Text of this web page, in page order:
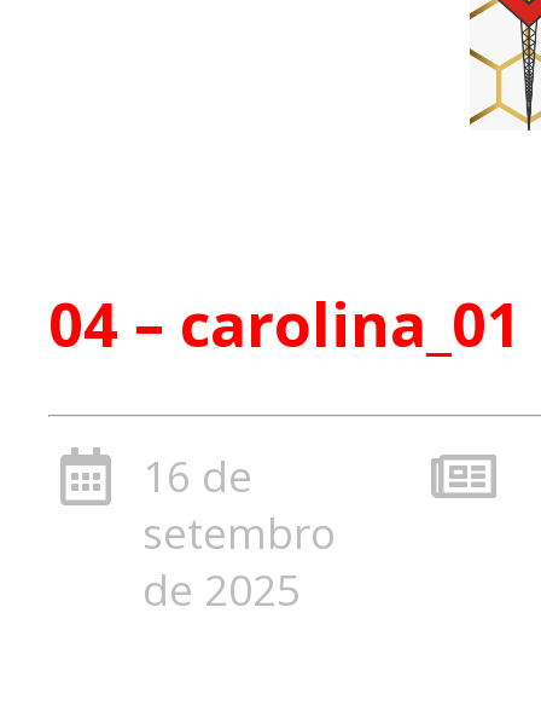
04 – carolina_01
16 de
setembro
de 2025